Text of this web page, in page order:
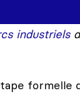
industriels
formelle